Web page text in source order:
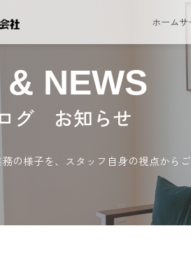
ホームサ
NEWS
グ お知らせ
の様子を、スタッフ自身の視点から